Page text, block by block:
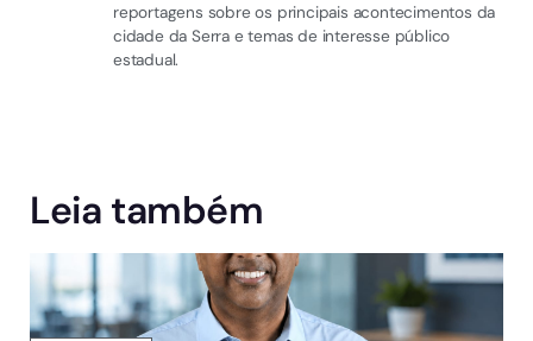
reportagens sobre os principais acontecimentos da
cidade da Serra e temas de interesse público
estadual.
Leia também